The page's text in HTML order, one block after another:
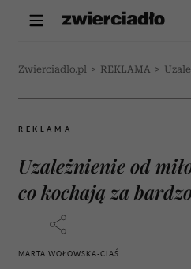
Zwierciadlo.pl > REKLAMA >
REKLAMA
Uzależnienie od
co kochają za
MARTA WOŁOWSKA-CIAŚ